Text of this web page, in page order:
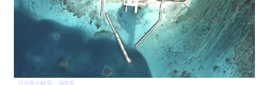
石垣島の離島 鳩間島